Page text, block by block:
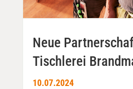
Neue
Tischlerei
10.07.2024